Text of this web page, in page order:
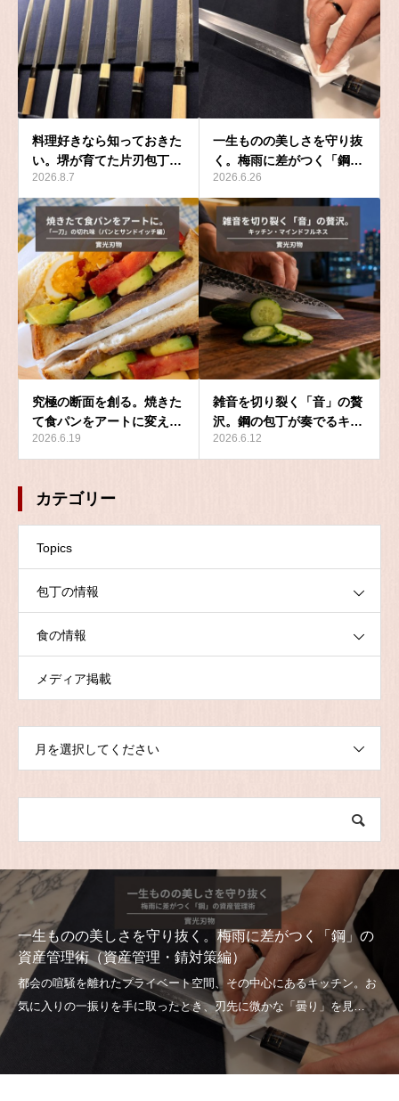
料理好きなら知っておきた
い。堺が育てた片刃包丁…
2026.8.7
一生ものの美しさを守り抜
く。梅雨に差がつく「鋼…
2026.6.26
究極の断面を創る。焼きた
て食パンをアートに変え…
2026.6.19
雑音を切り裂く「音」の贅
沢。鋼の包丁が奏でるキ…
2026.6.12
カテゴリー
Topics
包丁の情報
食の情報
メディア掲載
月を選択してください
一生ものの美しさを守り抜く。梅雨に差がつく「鋼」の
資産管理術（資産管理・錆対策編）